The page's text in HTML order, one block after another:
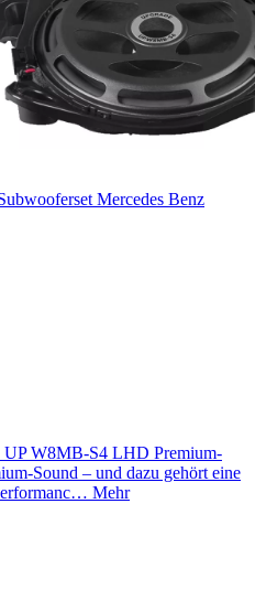
Mercedes Benz
W8MB-S4 LHD Premium-
Sound – und dazu gehört eine
Mehr